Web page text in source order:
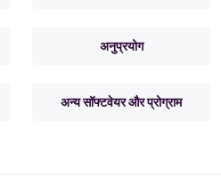
अनुप्रयोग
अन्य सॉफ्टवेयर और प्रोग्राम